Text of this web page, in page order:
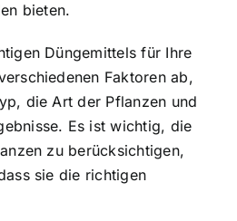
bieten.
Düngemittels für Ihre
Faktoren ab,
die Art der Pflanzen und
Es ist wichtig, die
zu berücksichtigen,
sie die richtigen